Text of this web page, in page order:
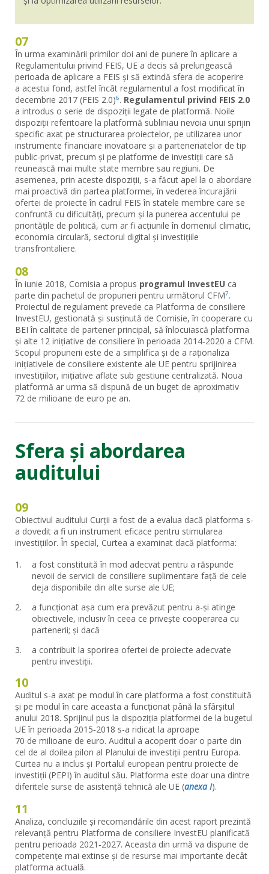
07
În urma examinării primilor doi ani de punere în aplicare a
Regulamentului privind FEIS, UE a decis să prelungească
perioada de aplicare a FEIS și să extindă sfera de acoperire
a acestui fond, astfel încât regulamentul a fost modificat în
decembrie 2017 (FEIS 2.0)6. Regulamentul privind FEIS 2.0
a introdus o serie de dispoziții legate de platformă. Noile
dispoziții referitoare la platformă subliniau nevoia unui sprijin
specific axat pe structurarea proiectelor, pe utilizarea unor
instrumente financiare inovatoare și a parteneriatelor de tip
public-privat, precum și pe platforme de investiții care să
reunească mai multe state membre sau regiuni. De
asemenea, prin aceste dispoziții, s-a făcut apel la o abordare
mai proactivă din partea platformei, în vederea încurajării
ofertei de proiecte în cadrul FEIS în statele membre care se
confruntă cu dificultăți, precum și la punerea accentului pe
prioritățile de politică, cum ar fi acțiunile în domeniul climatic,
economia circulară, sectorul digital și investițiile
transfrontaliere.
08
În iunie 2018, Comisia a propus programul InvestEU ca
parte din pachetul de propuneri pentru următorul CFM7.
Proiectul de regulament prevede ca Platforma de consiliere
InvestEU, gestionată și susținută de Comisie, în cooperare cu
BEI în calitate de partener principal, să înlocuiască platforma
și alte 12 inițiative de consiliere în perioada 2014‑2020 a CFM.
Scopul propunerii este de a simplifica și de a raționaliza
inițiativele de consiliere existente ale UE pentru sprijinirea
investițiilor, inițiative aflate sub gestiune centralizată. Noua
platformă ar urma să dispună de un buget de aproximativ
72 de milioane de euro pe an.
Sfera și abordarea
auditului
09
Obiectivul auditului Curții a fost de a evalua dacă platforma s-
a dovedit a fi un instrument eficace pentru stimularea
investițiilor. În special, Curtea a examinat dacă platforma:
a fost constituită în mod adecvat pentru a răspunde
nevoii de servicii de consiliere suplimentare față de cele
deja disponibile din alte surse ale UE;
a funcționat așa cum era prevăzut pentru a-și atinge
obiectivele, inclusiv în ceea ce privește cooperarea cu
partenerii; și dacă
a contribuit la sporirea ofertei de proiecte adecvate
pentru investiții.
10
Auditul s-a axat pe modul în care platforma a fost constituită
și pe modul în care aceasta a funcționat până la sfârșitul
anului 2018. Sprijinul pus la dispoziția platformei de la bugetul
UE în perioada 2015‑2018 s-a ridicat la aproape
70 de milioane de euro. Auditul a acoperit doar o parte din
cel de al doilea pilon al Planului de investiții pentru Europa.
Curtea nu a inclus și Portalul european pentru proiecte de
investiții (PEPI) în auditul său. Platforma este doar una dintre
diferitele surse de asistență tehnică ale UE (anexa I).
11
Analiza, concluziile și recomandările din acest raport prezintă
relevanță pentru Platforma de consiliere InvestEU planificată
pentru perioada 2021‑2027. Aceasta din urmă va dispune de
competențe mai extinse și de resurse mai importante decât
platforma actuală.